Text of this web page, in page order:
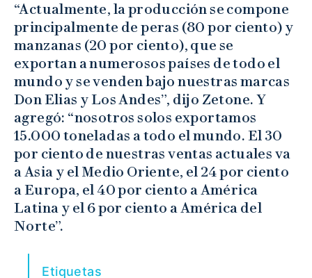
“Actualmente, la producción se compone
principalmente de peras (80 por ciento) y
manzanas (20 por ciento), que se
exportan a numerosos países de todo el
mundo y se venden bajo nuestras marcas
Don Elias y Los Andes”, dijo Zetone. Y
agregó: “nosotros solos exportamos
15.000 toneladas a todo el mundo. El 30
por ciento de nuestras ventas actuales va
a Asia y el Medio Oriente, el 24 por ciento
a Europa, el 40 por ciento a América
Latina y el 6 por ciento a América del
Norte”.
Etiquetas